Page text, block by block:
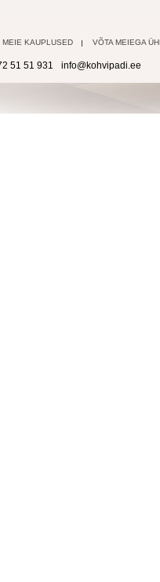
MEIE KAUPLUSED VÕTA MEIEGA
51 51 931 info@kohvipadi.ee